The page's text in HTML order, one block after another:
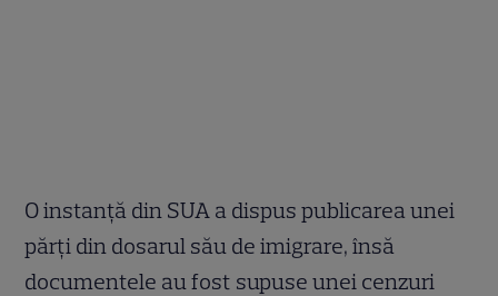
O instanță din SUA a dispus publicarea unei
părți din dosarul său de imigrare, însă
documentele au fost supuse unei cenzuri